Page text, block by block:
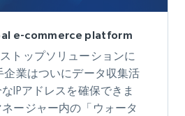
e-commerce platform
トップソリューションに
企業はついにデータ収集活
IPアドレスを確保できま
ージャー内の「ウォータ